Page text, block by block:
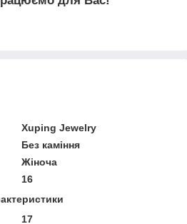
Xuping Jewelry
Без каміння
Жіноча
16
17